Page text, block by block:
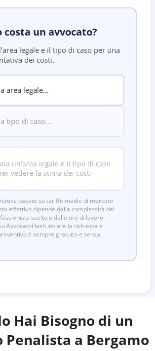
costa un avvocato?
legale e il tipo di caso per una
dei costi.
un'area legale e il tipo di caso
vedere la stima dei costi
basate su tariffe medie di mercato
effettivo dipende dalla complessità del
scelto e dalle ore di lavoro
AvvocatoFlash inviare la richiesta e
è sempre gratuito e senza
Hai Bisogno di un
Penalista a Bergamo